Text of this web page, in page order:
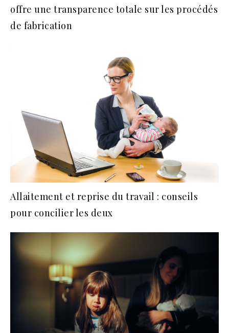
offre une transparence totale sur les procédés
de fabrication
Allaitement et reprise du travail : conseils
pour concilier les deux